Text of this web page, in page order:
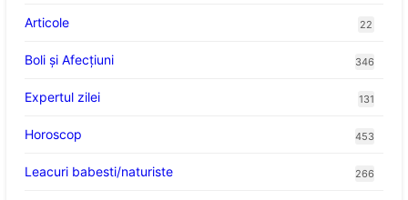
Articole 22
Boli și Afecțiuni 346
Expertul zilei 131
Horoscop 453
Leacuri babesti/naturiste 266